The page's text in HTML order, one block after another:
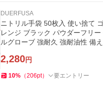
DUERFUSA
ニトリル手袋 50枚入 使い捨て ゴム
レンジ ブラック パウダーフリー
ルグローブ 強耐久 強耐油性 備え
2,280円
10% （206pt） 要エントリー